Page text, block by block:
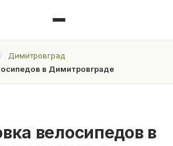
Димитровград
в Димитровграде
велосипедов в